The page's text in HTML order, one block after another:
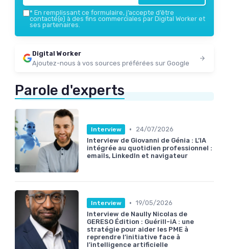
* En remplissant ce formulaire, j’accepte d’être
contacté(e) à des fins commerciales par Digital Worker et
ses partenaires.
Digital Worker
Ajoutez-nous à vos sources préférées sur Google
Parole d'experts
Interview •
24/07/2026
Interview de Giovanni de Génia : L’IA
intégrée au quotidien professionnel :
emails, LinkedIn et navigateur
Interview • 19/05/2026
Interview de Naully Nicolas de
GERESO Édition : Guérill-iA : une
stratégie pour aider les PME à
reprendre l’initiative face à
l’intelligence artificielle